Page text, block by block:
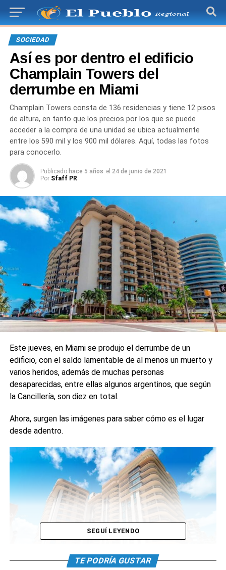
SOCIEDAD
Así es por dentro el edificio
Champlain Towers del
derrumbe en Miami
Champlain Towers consta de 136 residencias y tiene 12 pisos
de altura, en tanto que los precios por los que se puede
acceder a la compra de una unidad se ubica actualmente
entre los 590 mil y los 900 mil dólares. Aquí, todas las fotos
para conocerlo.
Publicado hace 5 años el 24 de junio de 2021
Por Sfaff PR
Este jueves, en Miami se produjo el derrumbe de un
edificio, con el saldo lamentable de al menos un muerto y
varios heridos, además de muchas personas
desaparecidas, entre ellas algunos argentinos, que según
la Cancillería, son diez en total.
Ahora, surgen las imágenes para saber cómo es el lugar
desde adentro.
SEGUÍ LEYENDO
TE PODRÍA GUSTAR